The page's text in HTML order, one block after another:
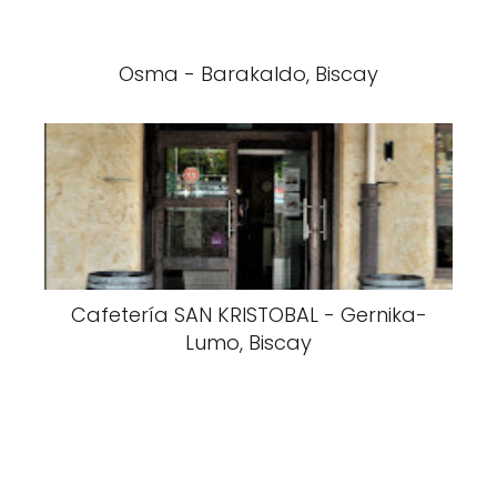
Osma - Barakaldo, Biscay
Cafetería SAN KRISTOBAL - Gernika-
Lumo, Biscay